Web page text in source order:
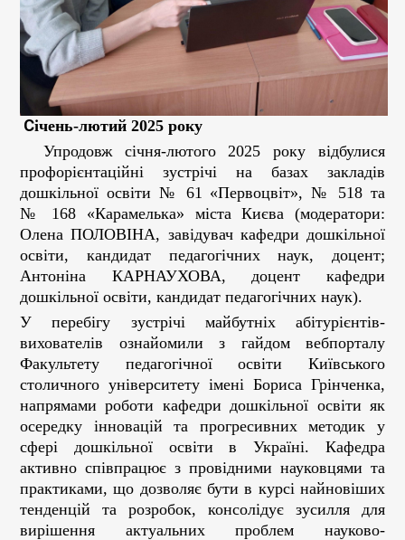
Січень-лютий 2025 року
Упродовж січня-лютого 2025 року відбулися
профорієнтаційні зустрічі на базах закладів
дошкільної освіти № 61 «Первоцвіт», № 518 та
№ 168 «Карамелька» міста Києва (модератори:
Олена ПОЛОВІНА, завідувач кафедри дошкільної
освіти, кандидат педагогічних наук, доцент;
Антоніна КАРНАУХОВА, доцент кафедри
дошкільної освіти, кандидат педагогічних наук).
У перебігу зустрічі майбутніх абітурієнтів-
вихователів ознайомили з гайдом вебпорталу
Факультету педагогічної освіти Київського
столичного університету імені Бориса Грінченка,
напрямами роботи кафедри дошкільної освіти як
осередку інновацій та прогресивних методик у
сфері дошкільної освіти в Україні. Кафедра
активно співпрацює з провідними науковцями та
практиками, що дозволяє бути в курсі найновіших
тенденцій та розробок, консолідує зусилля для
вирішення актуальних проблем науково-